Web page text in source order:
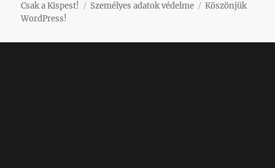
Csak a Kispest! Személyes adatok védelme
Köszönjük
WordPress!